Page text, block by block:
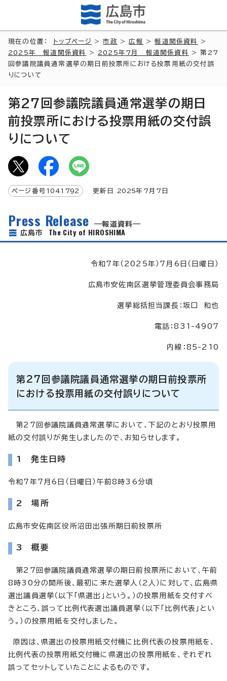
現在の位置： トップページ >市政 >広報 >報道関係資料
>
2025年 報道関係資料
> 2025年7月 報道関係資料
> 第27
回参議院議員通常選挙の期日前投票所における投票用紙の交付誤
りについて
第27回参議院議員通常選挙の期日
前投票所における投票用紙の交付誤
りについて
ページ番号 1041792 更新日 2025年7月7日
Press Release
報道資料
広島市 The City of HIROSHIMA
令和7年（2025年）7月6日（日曜日）
広島市安佐南区選挙管理委員会事務局
選挙総括担当課長：坂口 和也
電話：831-4907
内線：85-210
第27回参議院議員通常選挙の期日前投票所
における投票用紙の交付誤りについて
第27回参議院議員通常選挙において、下記のとおり投票用
紙の交付誤りが発生しましたので、お知らせします。
1 発生日時
令和7年7月6日（日曜日）午前8時36分頃
2 場所
広島市安佐南区役所沼田出張所期日前投票所
3 概要
第27回参議院議員通常選挙の期日前投票所において、午前
8時30分の開所後、最初に来た選挙人（2人）に対して、広島県
選出議員選挙（以下「県選出」という。）の投票用紙を交付すべ
きところ、誤って比例代表選出議員選挙（以下「比例代表」とい
う。）の投票用紙を交付しました。
原因は、県選出の投票用紙交付機に比例代表の投票用紙を、
比例代表の投票用紙交付機に県選出の投票用紙を、それぞれ
誤ってセットしていたことによるものです。